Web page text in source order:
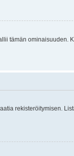
tämän ominaisuuden.
rekisteröitymisen.